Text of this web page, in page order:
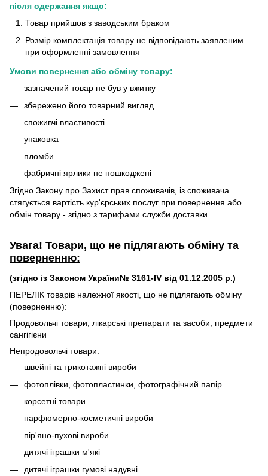
після одержання якщо:
Товар прийшов з заводським браком
Розмір комплектація товару не відповідають заявленим
при оформленні замовлення
Умови повернення або обміну товару:
зазначений товар не був у вжитку
збережено його товарний вигляд
споживчі властивості
упаковка
пломби
фабричні ярлики не пошкоджені
Згідно Закону про Захист прав споживачів, із споживача
стягується вартість кур'єрських послуг при повернення або
обмін товару - згідно з тарифами служби доставки.
Увага! Товари, що не підлягають обміну та
поверненню:
(згідно із Законом України№ 3161-IV від 01.12.2005 р.)
ПЕРЕЛІК товарів належної якості, що не підлягають обміну
(поверненню):
Продовольчі товари, лікарські препарати та засоби, предмети
сангігієни
Непродовольчі товари:
швейні та трикотажні вироби
фотоплівки, фотопластинки, фотографічний папір
корсетні товари
парфюмерно-косметичні вироби
пір'яно-пухові вироби
дитячі іграшки м'які
дитячі іграшки гумові надувні